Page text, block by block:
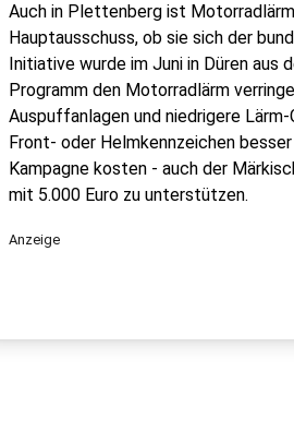
Auch in Plettenberg ist
Hauptausschuss, ob sie sich der
Initiative wurde im Juni in Düren aus
Programm den Motorradlärm
Auspuffanlagen und niedrigere
Front- oder Helmkennzeichen
Kampagne kosten - auch der
mit 5.000 Euro zu unterstützen.
Anzeige